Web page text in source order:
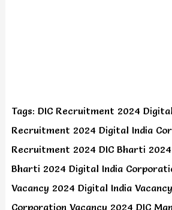
Tags: DIC Recruitment 2024
Recruitment 2024 Digital India
Recruitment 2024 DIC Bharti
Bharti 2024 Digital India
Vacancy 2024 Digital India
Corporation Vacancy 2024 DIC